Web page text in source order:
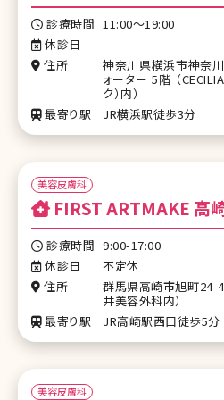
診療時間 11:00〜19:00
休診日
住所
神奈川県横浜市神奈
ォーター 5階 （
ク）内）
最寄り駅
JR横浜駅徒歩3分
美容皮膚科
FIRST ARTMAKE ⾼
診療時間 9:00-17:00
休診日
不定休
住所
群⾺県⾼崎市旭町24-
井美容外科内）
最寄り駅
JR⾼崎駅⻄⼝徒歩5分
美容皮膚科